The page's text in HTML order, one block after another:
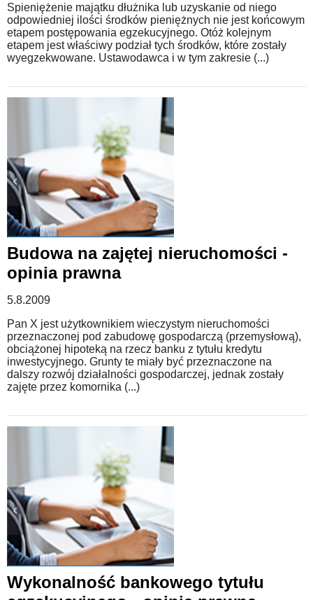
Spieniężenie majątku dłużnika lub uzyskanie od niego
odpowiedniej ilości środków pieniężnych nie jest końcowym
etapem postępowania egzekucyjnego. Otóż kolejnym
etapem jest właściwy podział tych środków, które zostały
wyegzekwowane. Ustawodawca i w tym zakresie (...)
Budowa na zajętej nieruchomości -
opinia prawna
5.8.2009
Pan X jest użytkownikiem wieczystym nieruchomości
przeznaczonej pod zabudowę gospodarczą (przemysłową),
obciążonej hipoteką na rzecz banku z tytułu kredytu
inwestycyjnego. Grunty te miały być przeznaczone na
dalszy rozwój działalności gospodarczej, jednak zostały
zajęte przez komornika (...)
Wykonalność bankowego tytułu